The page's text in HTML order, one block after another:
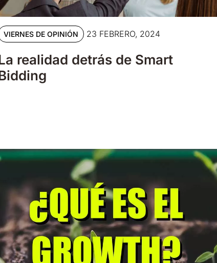
VIERNES DE OPINIÓN 23 FEBRERO, 2024
realidad detrás de Smart